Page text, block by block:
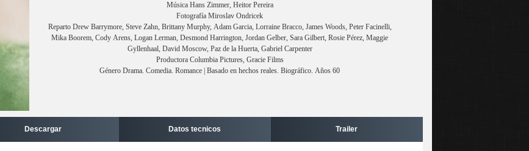
Música Hans Zimmer, Heitor Pereira
Fotografía Miroslav Ondricek
Reparto Drew Barrymore, Steve Zahn, Brittany Murphy, Adam Garcia, Lorraine Bracco, James Woods, Peter Facinelli,
Mika Boorem, Cody Arens, Logan Lerman, Desmond Harrington, Jordan Gelber, Sara Gilbert, Rosie Pérez, Maggie
Gyllenhaal, David Moscow, Paz de la Huerta, Gabriel Carpenter
Productora Columbia Pictures, Gracie Films
Género Drama. Comedia. Romance | Basado en hechos reales. Biográfico. Años 60
Descargar Datos tecnicos Trailer